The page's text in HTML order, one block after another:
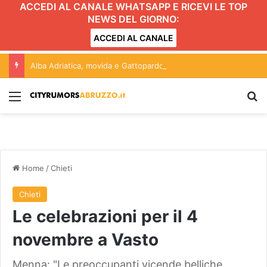
ACCEDI AL CANALE WHATSAPP E RICEVI LE TOP
NEWS DEL GIORNO:
ACCEDI AL CANALE
Menu
Home /Chieti
Chieti
Le celebrazioni per il 4
novembre a Vasto